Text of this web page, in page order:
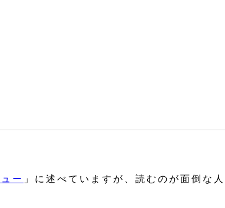
ー 」に述べていますが、読むのが面倒な人